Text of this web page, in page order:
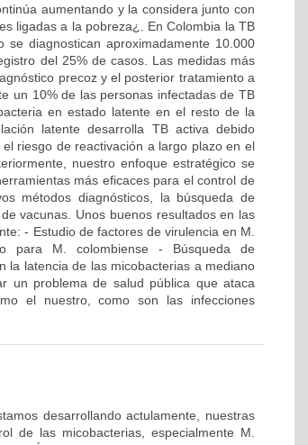
aumentando y la considera junto con
ligadas a la pobreza¿. En Colombia la TB
diagnostican aproximadamente 10.000
del 25% de casos. Las medidas más
precoz y el posterior tratamiento a
un 10% de las personas infectadas de TB
en estado latente en el resto de la
latente desarrolla TB activa debido
riesgo de reactivación a largo plazo en el
nuestro enfoque estratégico se
más eficaces para el control de
métodos diagnósticos, la búsqueda de
vacunas. Unos buenos resultados en las
- Estudio de factores de virulencia en M.
para M. colombiense - Búsqueda de
la latencia de las micobacterias a mediano
un problema de salud pública que ataca
el nuestro, como son las infecciones
desarrollando actulamente, nuestras
de las micobacterias, especialmente M.